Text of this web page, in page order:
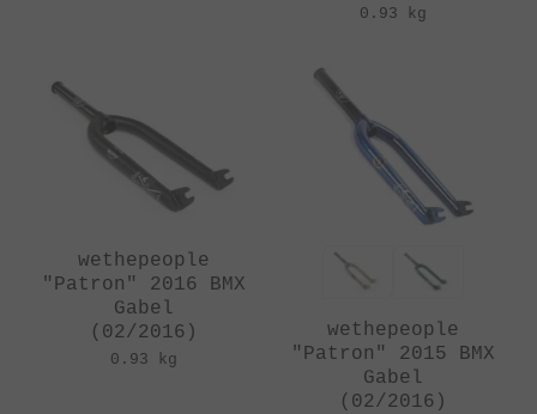
0.93 kg
wethepeople
"Patron" 2016 BMX
Gabel
(02/2016)
0.93 kg
wethepeople
"Patron" 2015 BMX
Gabel
(02/2016)